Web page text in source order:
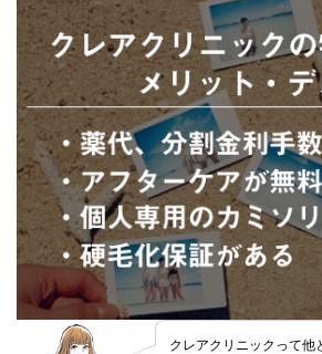
クレアクリニックって他